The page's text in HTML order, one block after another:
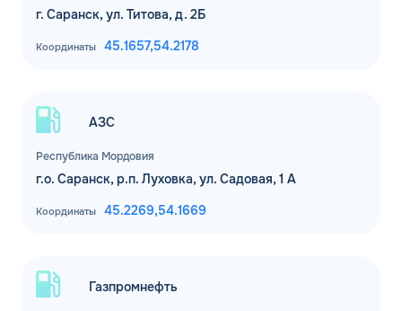
г. Саранск, ул. Титова, д. 2Б
Координаты 45.1657,54.2178
Республика Мордовия
АЗС
г.о. Саранск, р.п. Луховка, ул. Садовая, 1 А
Координаты 45.2269,54.1669
Газпромнефть